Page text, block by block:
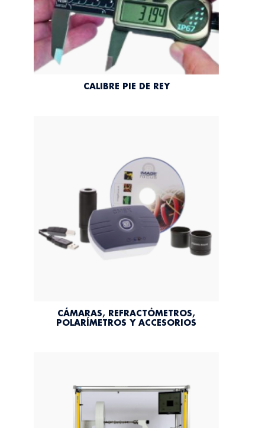
CALIBRE PIE DE REY
CÁMARAS, REFRACTÓMETROS,
POLARÍMETROS Y ACCESORIOS